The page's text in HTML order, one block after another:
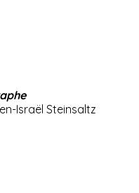
Israël Steinsaltz